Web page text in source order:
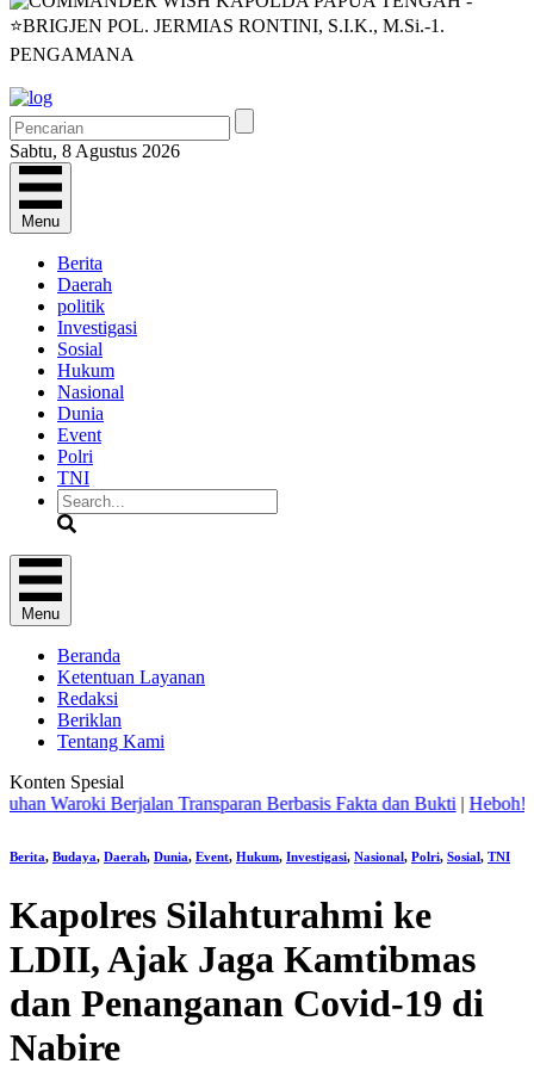
Sabtu, 8 Agustus 2026
Menu
Berita
Daerah
politik
Investigasi
Sosial
Hukum
Nasional
Dunia
Event
Polri
TNI
Menu
Beranda
Ketentuan Layanan
Redaksi
Beriklan
Tentang Kami
Konten Spesial
Berjalan Transparan Berbasis Fakta dan Bukti | Heboh! Geng
Berita, Budaya, Daerah, Dunia, Event, Hukum, Investigasi, Nasional, Polri, Sosial, TNI
Kapolres Silahturahmi ke
LDII, Ajak Jaga Kamtibmas
dan Penanganan Covid-19 di
Nabire